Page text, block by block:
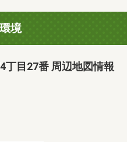
境
丁目27番 周辺地図情報